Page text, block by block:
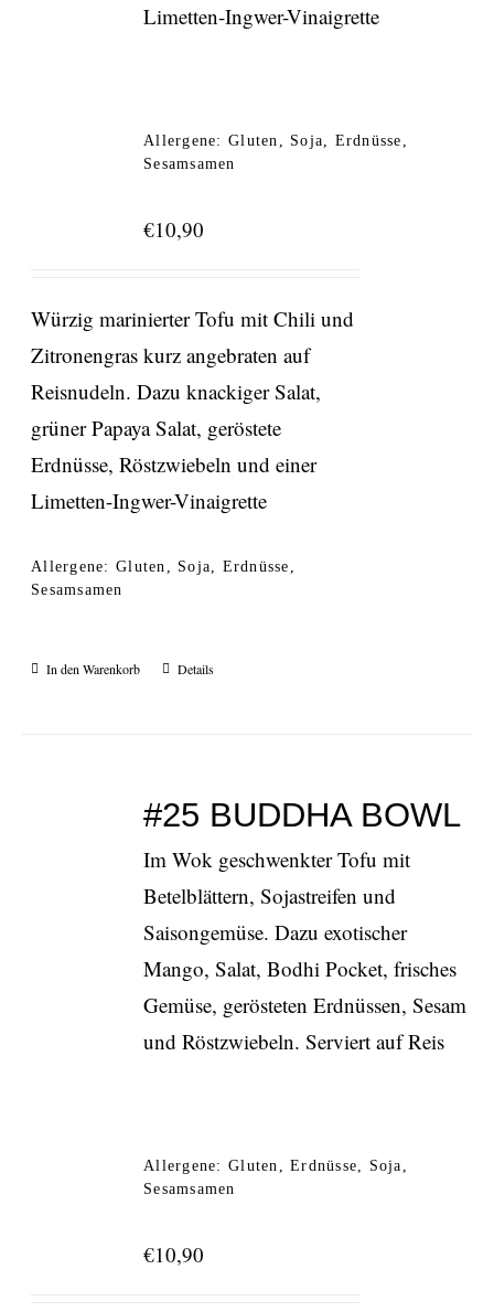
Limetten-Ingwer-Vinaigrette
Allergene: Gluten, Soja, Erdnüsse,
Sesamsamen
€10,90
Würzig marinierter Tofu mit Chili und
Zitronengras kurz angebraten auf
Reisnudeln. Dazu knackiger Salat,
grüner Papaya Salat, geröstete
Erdnüsse, Röstzwiebeln und einer
Limetten-Ingwer-Vinaigrette
Allergene: Gluten, Soja, Erdnüsse,
Sesamsamen
In den Warenkorb Details
#25 BUDDHA BOWL
Im Wok geschwenkter Tofu mit
Betelblättern, Sojastreifen und
Saisongemüse. Dazu exotischer
Mango, Salat, Bodhi Pocket, frisches
Gemüse, gerösteten Erdnüssen, Sesam
und Röstzwiebeln. Serviert auf Reis
Allergene: Gluten, Erdnüsse, Soja,
Sesamsamen
€10,90